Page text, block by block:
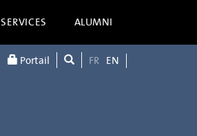
SERVICES ALUMNI
Portail FR EN